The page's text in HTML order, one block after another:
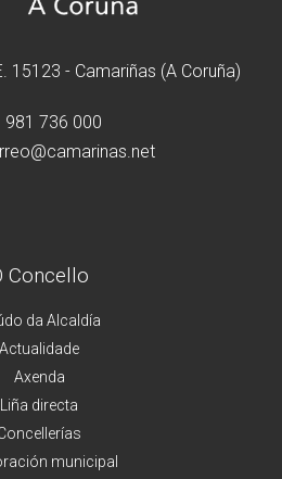
15123 - Camariñas (A Coruña)
981 736 000
Concello
da Alcaldía
Actualidade
Axenda
Liña directa
municipal